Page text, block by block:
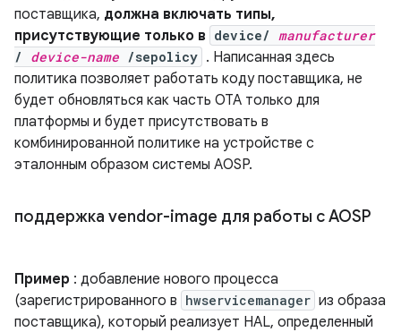
поставщика, должна включать типы,
присутствующие только в device/ manufacturer
/ device-name /sepolicy . Написанная здесь
политика позволяет работать коду поставщика, не
будет обновляться как часть OTA только для
платформы и будет присутствовать в
комбинированной политике на устройстве с
эталонным образом системы AOSP.
поддержка vendor-image для работы с AOSP
Пример : добавление нового процесса
(зарегистрированного в hwservicemanager из образа
поставщика), который реализует HAL, определенный